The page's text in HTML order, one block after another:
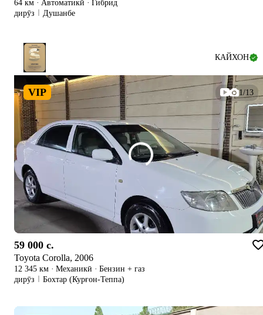
64 км · Автоматикӣ · Гибрид
дирӯз
Душанбе
КАЙХОН
VIP 1/13
59 000 c.
Toyota Corolla, 2006
12 345 км · Механикӣ · Бензин + газ
дирӯз
Бохтар (Курғон-Теппа)